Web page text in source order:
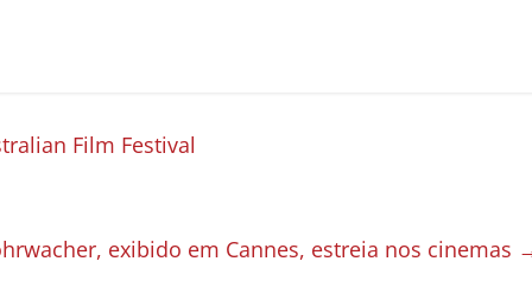
Film Festival
exibido em Cannes, estreia nos cinemas